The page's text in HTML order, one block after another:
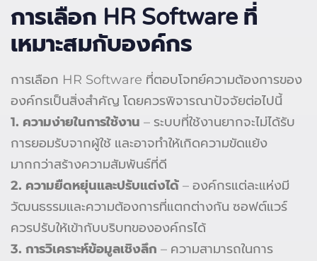
การเลือก HR Software ที่
เหมาะสมกับองค์กร
การเลือก HR Software ที่ตอบโจทย์ความต้องการของ
องค์กรเป็นสิ่งสำคัญ โดยควรพิจารณาปัจจัยต่อไปนี้
1. ความง่ายในการใช้งาน – ระบบที่ใช้งานยากจะไม่ได้รับ
การยอมรับจากผู้ใช้ และอาจทำให้เกิดความขัดแย้ง
มากกว่าสร้างความสัมพันธ์ที่ดี
2. ความยืดหยุ่นและปรับแต่งได้ – องค์กรแต่ละแห่งมี
วัฒนธรรมและความต้องการที่แตกต่างกัน ซอฟต์แวร์
ควรปรับให้เข้ากับบริบทขององค์กรได้
3. การวิเคราะห์ข้อมูลเชิงลึก – ความสามารถในการ